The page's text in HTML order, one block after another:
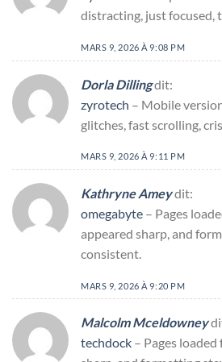
distracting, just focused,
MARS 9, 2026 À 9:08 PM
Dorla Dillingdit:
zyrotech – Mobile
glitches, fast scrolling,
MARS 9, 2026 À 9:11 PM
Kathryne Ameydit:
omegabyte – Pages
appeared sharp, and
consistent.
MARS 9, 2026 À 9:20 PM
Malcolm Mceldowney
techdock – Pages loaded